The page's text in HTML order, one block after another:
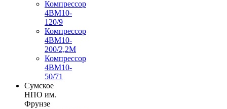
Компрессор
4ВМ10-
120/9
Компрессор
4ВМ10-
200/2,2М
Компрессор
4ВМ10-
50/71
Сумское
НПО им.
Фрунзе